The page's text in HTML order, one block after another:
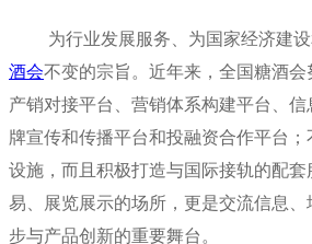
为行业发展服务、为国家经济建
酒会不变的宗旨。近年来，全国糖酒
产销对接平台、营销体系构建平台、
牌宣传和传播平台和投融资合作平台
设施，而且积极打造与国际接轨的配
易、展览展示的场所，更是交流信息
步与产品创新的重要舞台。